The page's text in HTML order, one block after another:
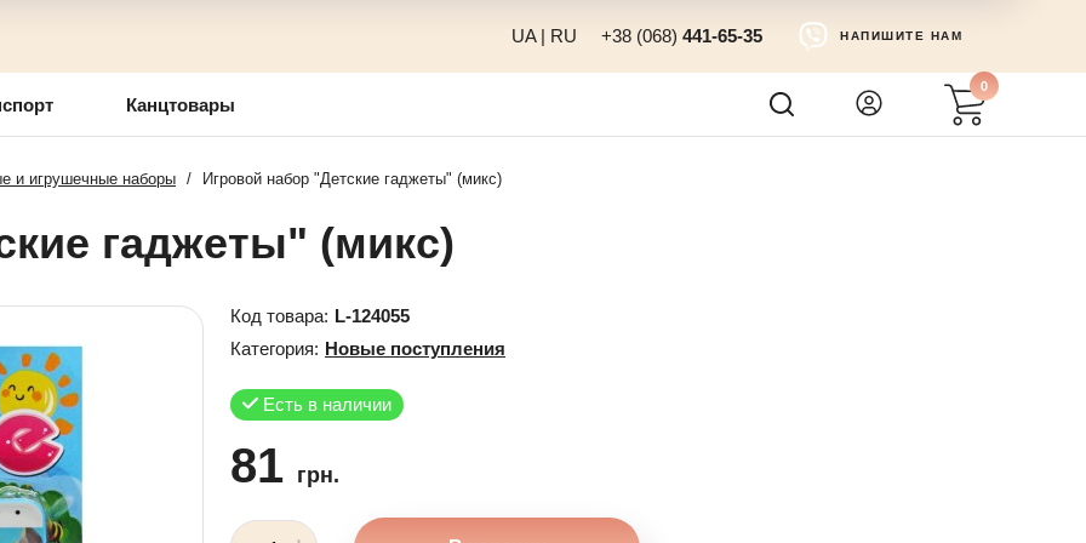
UA| RU +38 (068) 441-65-35 НАПИШИТЕ НАМ
Канцтовары
0
и игрушечные наборы / Игровой набор "Детские гаджеты" (микс)
гаджеты" (микс)
Код товара: L-124055
Категория: Новые поступления
Есть в наличии
81 грн.